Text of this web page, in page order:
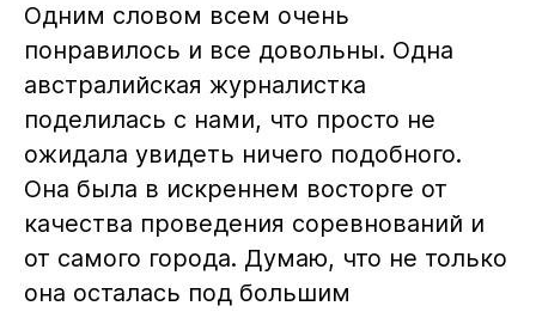
Одним словом всем очень
понравилось и все довольны. Одна
австралийская журналистка
поделилась с нами, что просто не
ожидала увидеть ничего подобного.
Она была в искреннем восторге от
качества проведения соревнований и
от самого города. Думаю, что не только
она осталась под большим